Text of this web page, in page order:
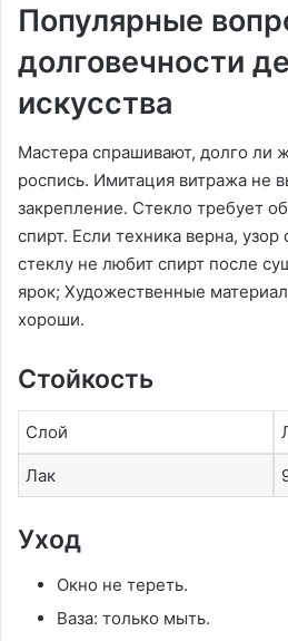
Популярные
долговечности
искусства
Мастера спрашивают, долго ли
роспись. Имитация витража не
закрепление. Стекло требует
спирт. Если техника верна, узор
стеклу не любит спирт после
ярок; Художественные
хороши.
Стойкость
Слой
Лак
Уход
Окно не тереть.
Ваза: только мыть.